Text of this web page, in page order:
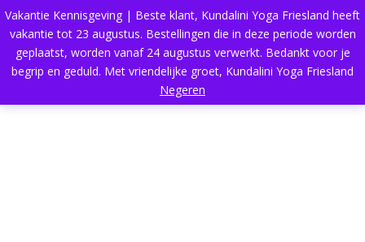
Vakantie Kennisgeving | Beste klant, Kundalini Yoga Friesland heeft
vakantie tot 23 augustus. Bestellingen die in deze periode worden
geplaatst, worden vanaf 24 augustus verwerkt. Bedankt voor je
begrip en geduld. Met vriendelijke groet, Kundalini Yoga Friesland
Negeren